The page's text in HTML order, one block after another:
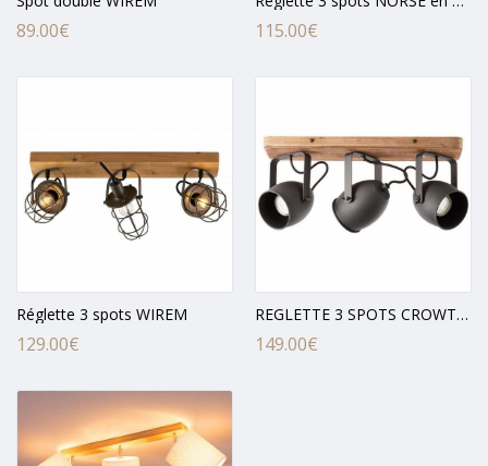
89.00€ 115.00€
Réglette 3 spots WIREM
129.00€
REGLETTE 3 SPOTS CROWTON
149.00€